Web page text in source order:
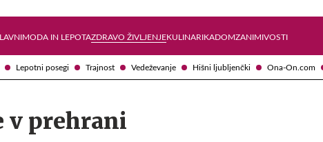
Lepotni posegi Trajnost Vedeževanje Hišni ljubljenčki Ona-On.com
MODA IN LEPOTAZDRAVO ŽIVLJENJEKULINARIKADOMZANIMIVOSTI
v prehrani